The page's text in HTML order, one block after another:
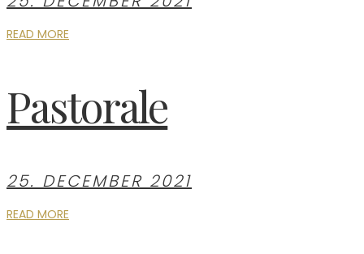
READ MORE
Pastorale
25. DECEMBER 2021
READ MORE